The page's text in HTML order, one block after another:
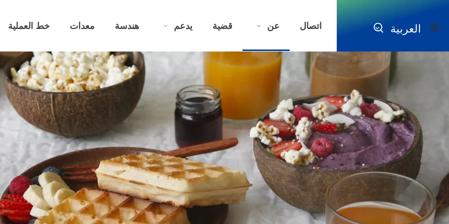
اتصال عن قضية يدعم هندسة معدات خط العملية العربية